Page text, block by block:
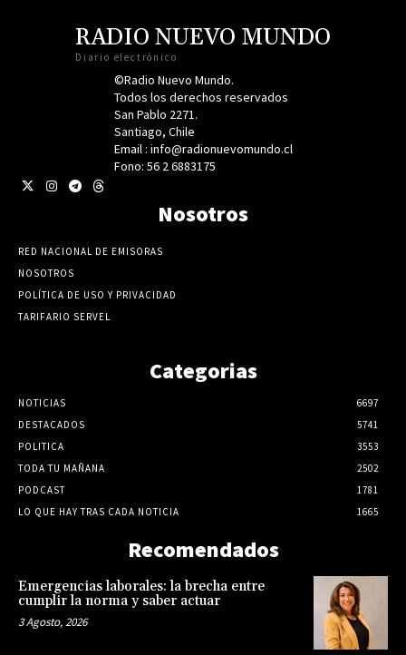
RADIO NUEVO MUNDO
Diario electrónico
©Radio Nuevo Mundo.
Todos los derechos reservados
San Pablo 2271.
Santiago, Chile
Email : info@radionuevomundo.cl
Fono: 56 2 6883175
Nosotros
RED NACIONAL DE EMISORAS
NOSOTROS
POLÍTICA DE USO Y PRIVACIDAD
TARIFARIO SERVEL
Categorias
NOTICIAS
6697
DESTACADOS
5741
POLITICA
3553
TODA TU MAÑANA
2502
PODCAST
1781
LO QUE HAY TRAS CADA NOTICIA
1665
Recomendados
Emergencias laborales: la brecha entre
cumplir la norma y saber actuar
3 Agosto, 2026